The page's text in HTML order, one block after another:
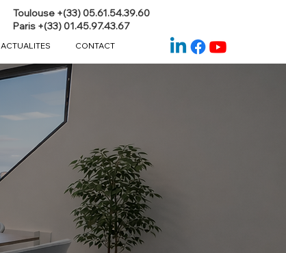
Toulouse +(33) 05.61.54.39.60
Paris +(33) 01.45.97.43.67
ACTUALITES CONTACT